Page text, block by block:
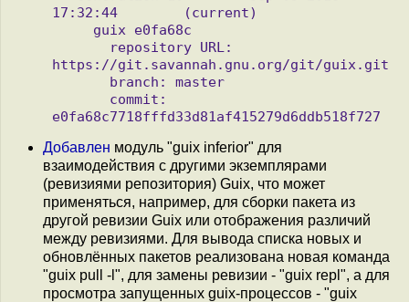
17:32:44	(current)
https://git.savannah.gnu.org/git/guix.git
Добавлен модуль "guix inferior" для
взаимодействия с другими экземплярами
(ревизиями репозитория) Guix, что может
применяться, например, для сборки пакета из
другой ревизии Guix или отображения различий
между ревизиями. Для вывода списка новых и
обновлённых пакетов реализована новая команда
"guix pull -l", для замены ревизии - "guix repl", а для
просмотра запущенных guix-процессов - "guix